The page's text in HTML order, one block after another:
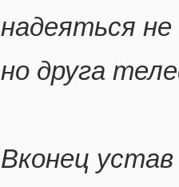
надеяться
но друга
Вконец